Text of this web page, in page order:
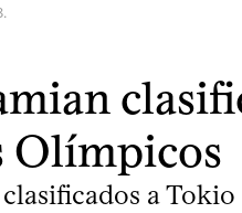
Olímpicos
a Tokio